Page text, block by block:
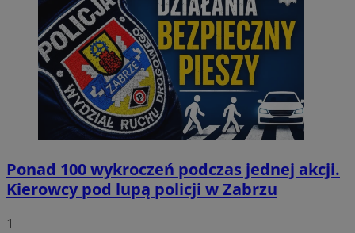
Ponad 100 wykroczeń podczas jednej akcji.
Kierowcy pod lupą policji w Zabrzu
1